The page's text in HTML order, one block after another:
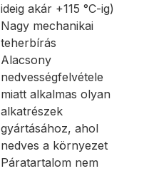
ideig akár +115 °C-ig)
Nagy mechanikai
teherbírás
Alacsony
nedvességfelvétele
miatt alkalmas olyan
alkatrészek
gyártásához, ahol
nedves a környezet
Páratartalom nem